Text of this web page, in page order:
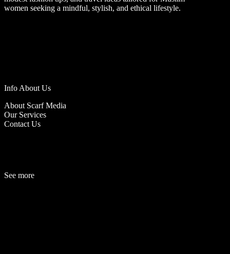
women seeking a mindful, stylish, and ethical lifestyle.
Info About Us
About Scarf Media
Our Services
Contact Us
See more